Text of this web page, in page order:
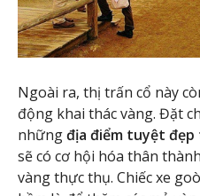
Ngoài ra, thị trấn cổ này
động khai thác vàng. Đặt
nhữngđịa điểm tuyệt đẹp
sẽ có cơ hội hóa thân
vàng thực thụ. Chiếc xe